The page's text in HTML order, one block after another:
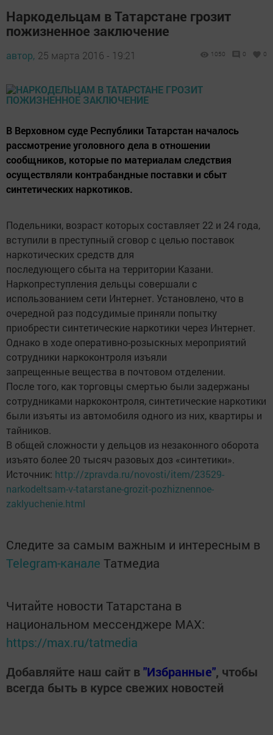
Наркодельцам в Татарстане грозит
пожизненное заключение
автор, 25 марта 2016 - 19:21 1050 0 0
В Верховном суде Республики Татарстан началось
рассмотрение уголовного дела в отношении
сообщников, которые по материалам следствия
осуществляли контрабандные поставки и сбыт
синтетических наркотиков.
Подельники, возраст которых составляет 22 и 24 года,
вступили в преступный сговор с целью поставок
наркотических средств для
последующего сбыта на территории Казани.
Наркопреступления дельцы совершали с
использованием сети Интернет. Установлено, что в
очередной раз подсудимые приняли попытку
приобрести синтетические наркотики через Интернет.
Однако в ходе оперативно-розыскных мероприятий
сотрудники наркоконтроля изъяли
запрещенные вещества в почтовом отделении.
После того, как торговцы смертью были задержаны
сотрудниками наркоконтроля, синтетические наркотики
были изъяты из автомобиля одного из них, квартиры и
тайников.
В общей сложности у дельцов из незаконного оборота
изъято более 20 тысяч разовых доз «синтетики».
Источник: http://zpravda.ru/novosti/item/23529-
narkodeltsam-v-tatarstane-grozit-pozhiznennoe-
zaklyuchenie.html
Следите за самым важным и интересным в
Telegram-канале Татмедиа
Читайте новости Татарстана в
национальном мессенджере MАХ:
https://max.ru/tatmedia
Добавляйте наш сайт в"Избранные", чтобы
всегда быть в курсе свежих новостей